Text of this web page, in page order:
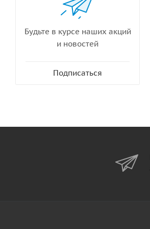
Будьте в курсе наших акций
и новостей
Подписаться